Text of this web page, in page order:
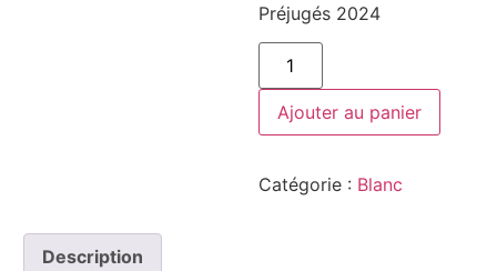
Préjugés 2024
quantité
Maison
Ventenac
Préjugés
Ajouter au panier
Catégorie : Blanc
Description